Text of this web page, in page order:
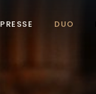
PRESSE DUO